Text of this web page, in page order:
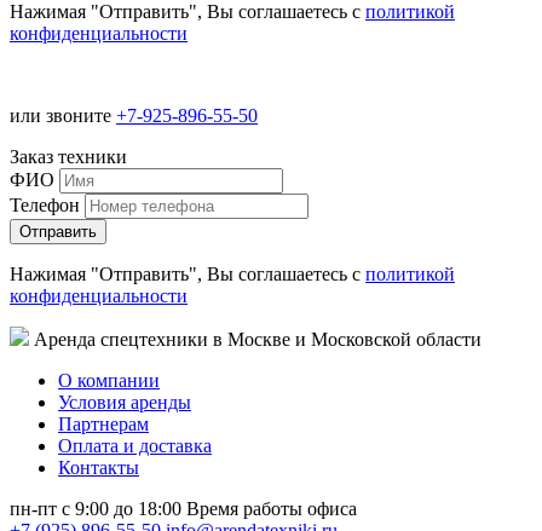
Нажимая "Отправить", Вы соглашаетесь с политикой
конфиденциальности
или звоните +7-925-896-55-50
Заказ техники
ФИО
Телефон
Нажимая "Отправить", Вы соглашаетесь с политикой
конфиденциальности
Аренда спецтехники в Москве и Московской области
О компании
Условия аренды
Партнерам
Оплата и доставка
Контакты
пн-пт с 9:00 до 18:00 Время работы офиса